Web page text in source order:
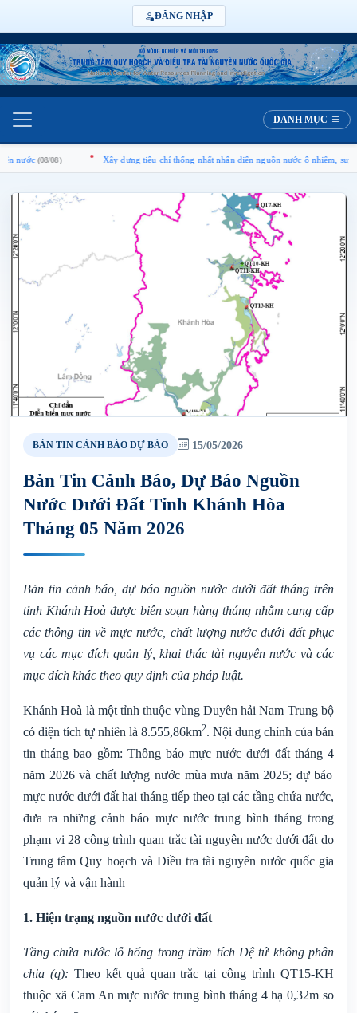
ĐĂNG NHẬP
DANH MỤC
(08/08) Xây dựng tiêu chí thống nhất nhận diện nguồn nước ô nhiễm, suy thoái,
BẢN TIN CẢNH BÁO DỰ BÁO 15/05/2026
Bản Tin Cảnh Báo, Dự Báo Nguồn
Nước Dưới Đất Tỉnh Khánh Hòa
Tháng 05 Năm 2026
Bản tin cảnh báo, dự báo nguồn nước dưới đất tháng trên
tỉnh Khánh Hoà được biên soạn hàng tháng nhằm cung cấp
các thông tin về mực nước, chất lượng nước dưới đất phục
vụ các mục đích quản lý, khai thác tài nguyên nước và các
mục đích khác theo quy định của pháp luật.
Khánh Hoà là một tỉnh thuộc vùng Duyên hải Nam Trung bộ
có diện tích tự nhiên là 8.555,86km2. Nội dung chính của bản
tin tháng bao gồm: Thông báo mực nước dưới đất tháng 4
năm 2026 và chất lượng nước mùa mưa năm 2025; dự báo
mực nước dưới đất hai tháng tiếp theo tại các tầng chứa nước,
đưa ra những cảnh báo mực nước trung bình tháng trong
phạm vi 28 công trình quan trắc tài nguyên nước dưới đất do
Trung tâm Quy hoạch và Điều tra tài nguyên nước quốc gia
quản lý và vận hành
1. Hiện trạng nguồn nước dưới đất
Tầng chứa nước lỗ hổng trong trầm tích Đệ tứ không phân
chia (q): Theo kết quả quan trắc tại công trình QT15-KH
thuộc xã Cam An mực nước trung bình tháng 4 hạ 0,32m so